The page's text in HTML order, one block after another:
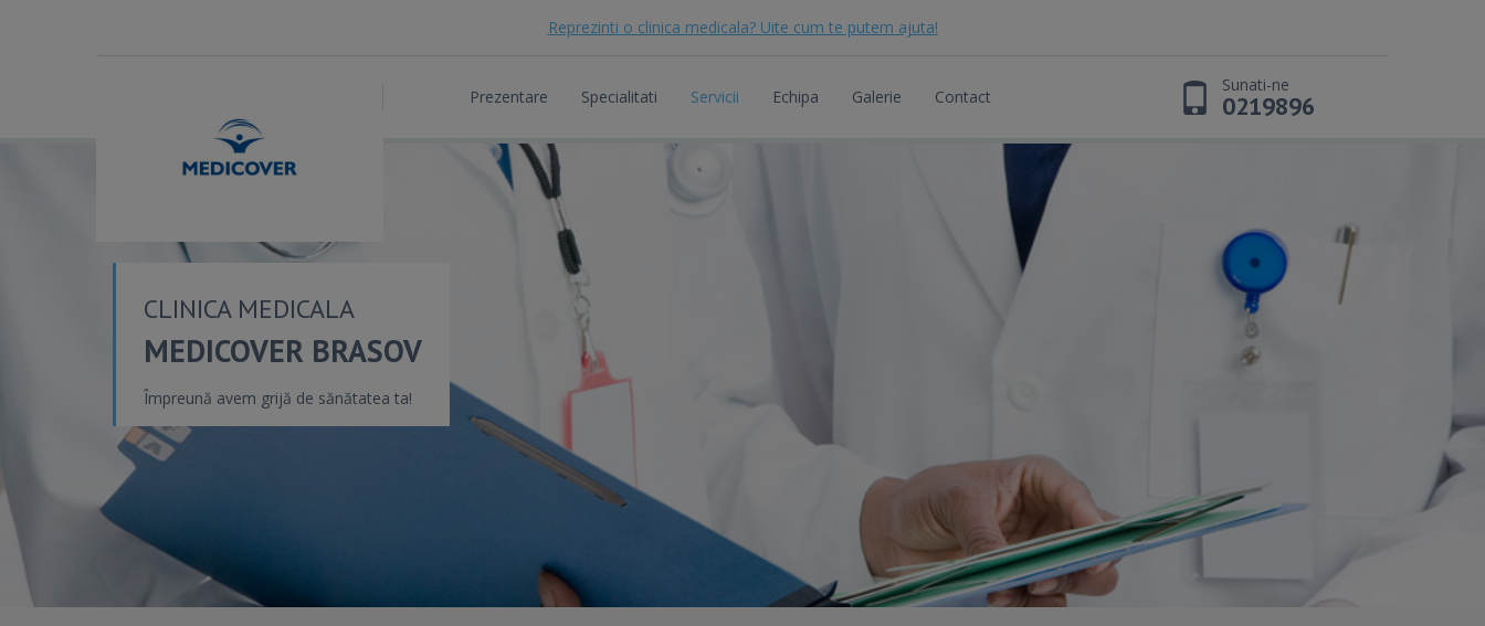
Reprezinti o clinica medicala? Uite cum te putem ajuta!
Prezentare Specialitati Servicii Echipa Galerie Contact
Sunati-ne
0219896
CLINICA MEDICALA
MEDICOVER BRASOV
Împreună avem grijă de sănătatea ta!